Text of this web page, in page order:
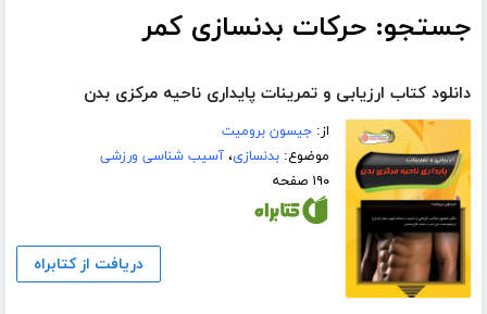
جستجو: حرکات بدنسازی کمر
دانلود کتاب ارزیابی و تمرینات پایداری ناحیه مرکزی بدن
از:جیسون برومیت
موضوع:بدنسازی،آسیب شناسی ورزشی
۱۹۰ صفحه
دریافت از کتابراه